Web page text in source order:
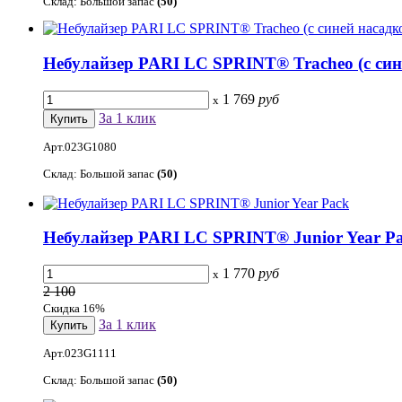
Небулайзер PARI LC SPRINT® Tracheo (с
x 1 769 руб
За 1 клик
Арт.023G1080
Склад: Большой запас (50)
Небулайзер PARI LC SPRINT® Junior Year
x 1 770 руб
2 100
Скидка 16%
За 1 клик
Арт.023G1111
Склад: Большой запас (50)